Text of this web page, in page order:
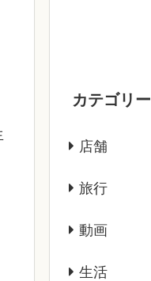
カテゴリー
店舗
旅行
動画
生活